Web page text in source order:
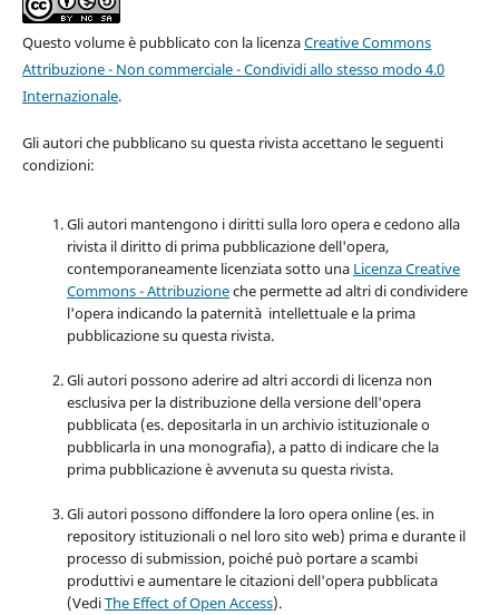
Questo volume è pubblicato con la licenzaCreative Commons
Attribuzione - Non commerciale - Condividi allo stesso modo 4.0
Internazionale.
Gli autori che pubblicano su questa rivista accettano le seguenti
condizioni:
Gli autori mantengono i diritti sulla loro opera e cedono alla
rivista il diritto di prima pubblicazione dell'opera,
contemporaneamente licenziata sotto una Licenza Creative
Commons - Attribuzioneche permette ad altri di condividere
l'opera indicando la paternità intellettuale e la prima
pubblicazione su questa rivista.
Gli autori possono aderire ad altri accordi di licenza non
esclusiva per la distribuzione della versione dell'opera
pubblicata (es. depositarla in un archivio istituzionale o
pubblicarla in una monografia), a patto di indicare che la
prima pubblicazione è avvenuta su questa rivista.
Gli autori possono diffondere la loro opera online (es. in
repository istituzionali o nel loro sito web) prima e durante il
processo di submission, poiché può portare a scambi
produttivi e aumentare le citazioni dell'opera pubblicata
(VediThe Effect of Open Access).